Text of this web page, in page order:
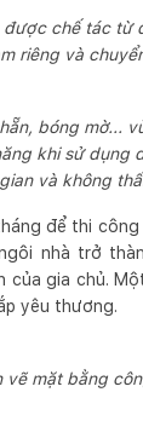
chế tác từ
riêng và
bóng mờ...
khi sử dụng
và không
để thi
nhà trở
của gia chủ.
yêu thương.
vẽ mặt bằng